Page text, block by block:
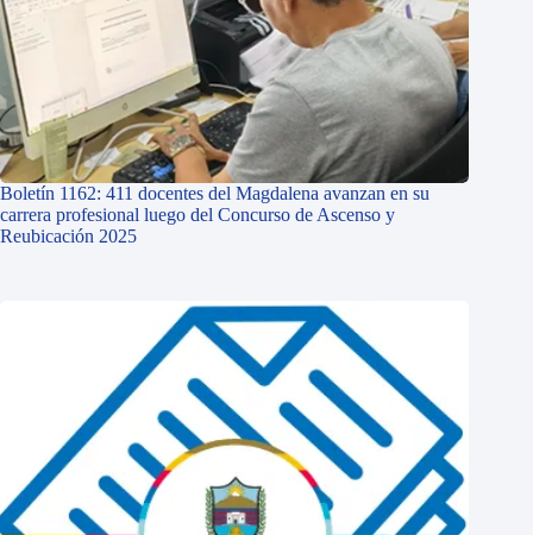
Boletín 1162: 411 docentes del Magdalena avanzan en su
carrera profesional luego del Concurso de Ascenso y
Reubicación 2025